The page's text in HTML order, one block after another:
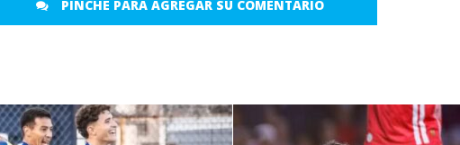
PINCHE PARA AGREGAR SU COMENTARIO